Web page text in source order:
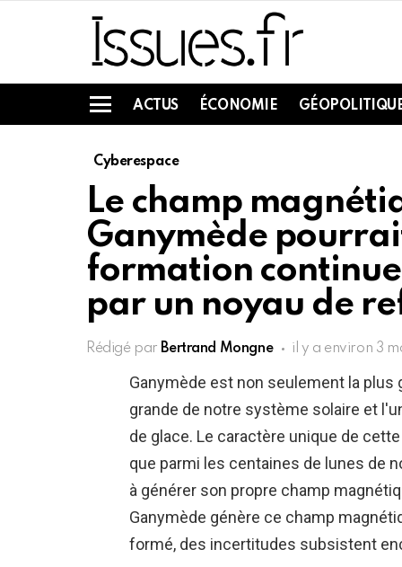
Menu
ACTUS ÉCONOMIE
Cyberespace
Le champ
Ganymède
formation
par un noyau de
Rédigé par Bertrand Mongne il y a environ 3
Ganymède est non seulement la plus
grande de notre système solaire et
de glace. Le caractère unique de
que parmi les centaines de lunes de
à générer son propre champ
Ganymède génère ce champ
formé, des incertitudes subsistent